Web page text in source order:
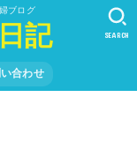
ブログ
記
合わせ
SEARCH